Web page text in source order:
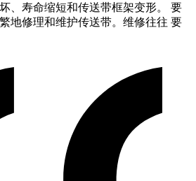
、寿命缩短和传送带框架变形。 要
地修理和维护传送带。维修往往 要